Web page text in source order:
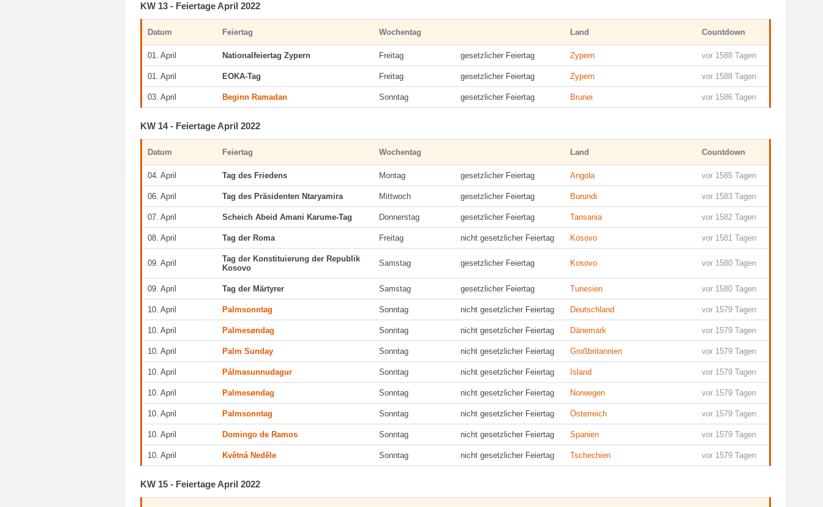
KW 13 - Feiertage April 2022
Datum Feiertag Wochentag Land Countdown
01. April Nationalfeiertag Zypern Freitag gesetzlicher Feiertag Zypern vor 1588 Tagen
01. April EOKA-Tag Freitag gesetzlicher Feiertag Zypern vor 1588 Tagen
03. April Beginn Ramadan Sonntag gesetzlicher Feiertag Brunei vor 1586 Tagen
KW 14 - Feiertage April 2022
Datum Feiertag Wochentag Land Countdown
04. April Tag des Friedens Montag gesetzlicher Feiertag Angola vor 1585 Tagen
06. April Tag des Präsidenten Ntaryamira Mittwoch gesetzlicher Feiertag Burundi vor 1583 Tagen
07. April Scheich Abeid Amani Karume-Tag Donnerstag gesetzlicher Feiertag Tansania vor 1582 Tagen
08. April Tag der Roma Freitag nicht gesetzlicher Feiertag Kosovo vor 1581 Tagen
09. April
Tag der Konstituierung der Republik
Kosovo
Samstag gesetzlicher Feiertag Kosovo vor 1580 Tagen
09. April Tag der Märtyrer Samstag gesetzlicher Feiertag Tunesien vor 1580 Tagen
10. April Palmsonntag Sonntag nicht gesetzlicher Feiertag Deutschland vor 1579 Tagen
10. April Palmesøndag Sonntag nicht gesetzlicher Feiertag Dänemark vor 1579 Tagen
10. April Palm Sunday Sonntag nicht gesetzlicher Feiertag Großbritannien vor 1579 Tagen
10. April Pálmasunnudagur Sonntag nicht gesetzlicher Feiertag Island vor 1579 Tagen
10. April Palmesøndag Sonntag nicht gesetzlicher Feiertag Norwegen vor 1579 Tagen
10. April Palmsonntag Sonntag nicht gesetzlicher Feiertag Österreich vor 1579 Tagen
10. April Domingo de Ramos Sonntag nicht gesetzlicher Feiertag Spanien vor 1579 Tagen
10. April Květná Neděle Sonntag nicht gesetzlicher Feiertag Tschechien vor 1579 Tagen
KW 15 - Feiertage April 2022